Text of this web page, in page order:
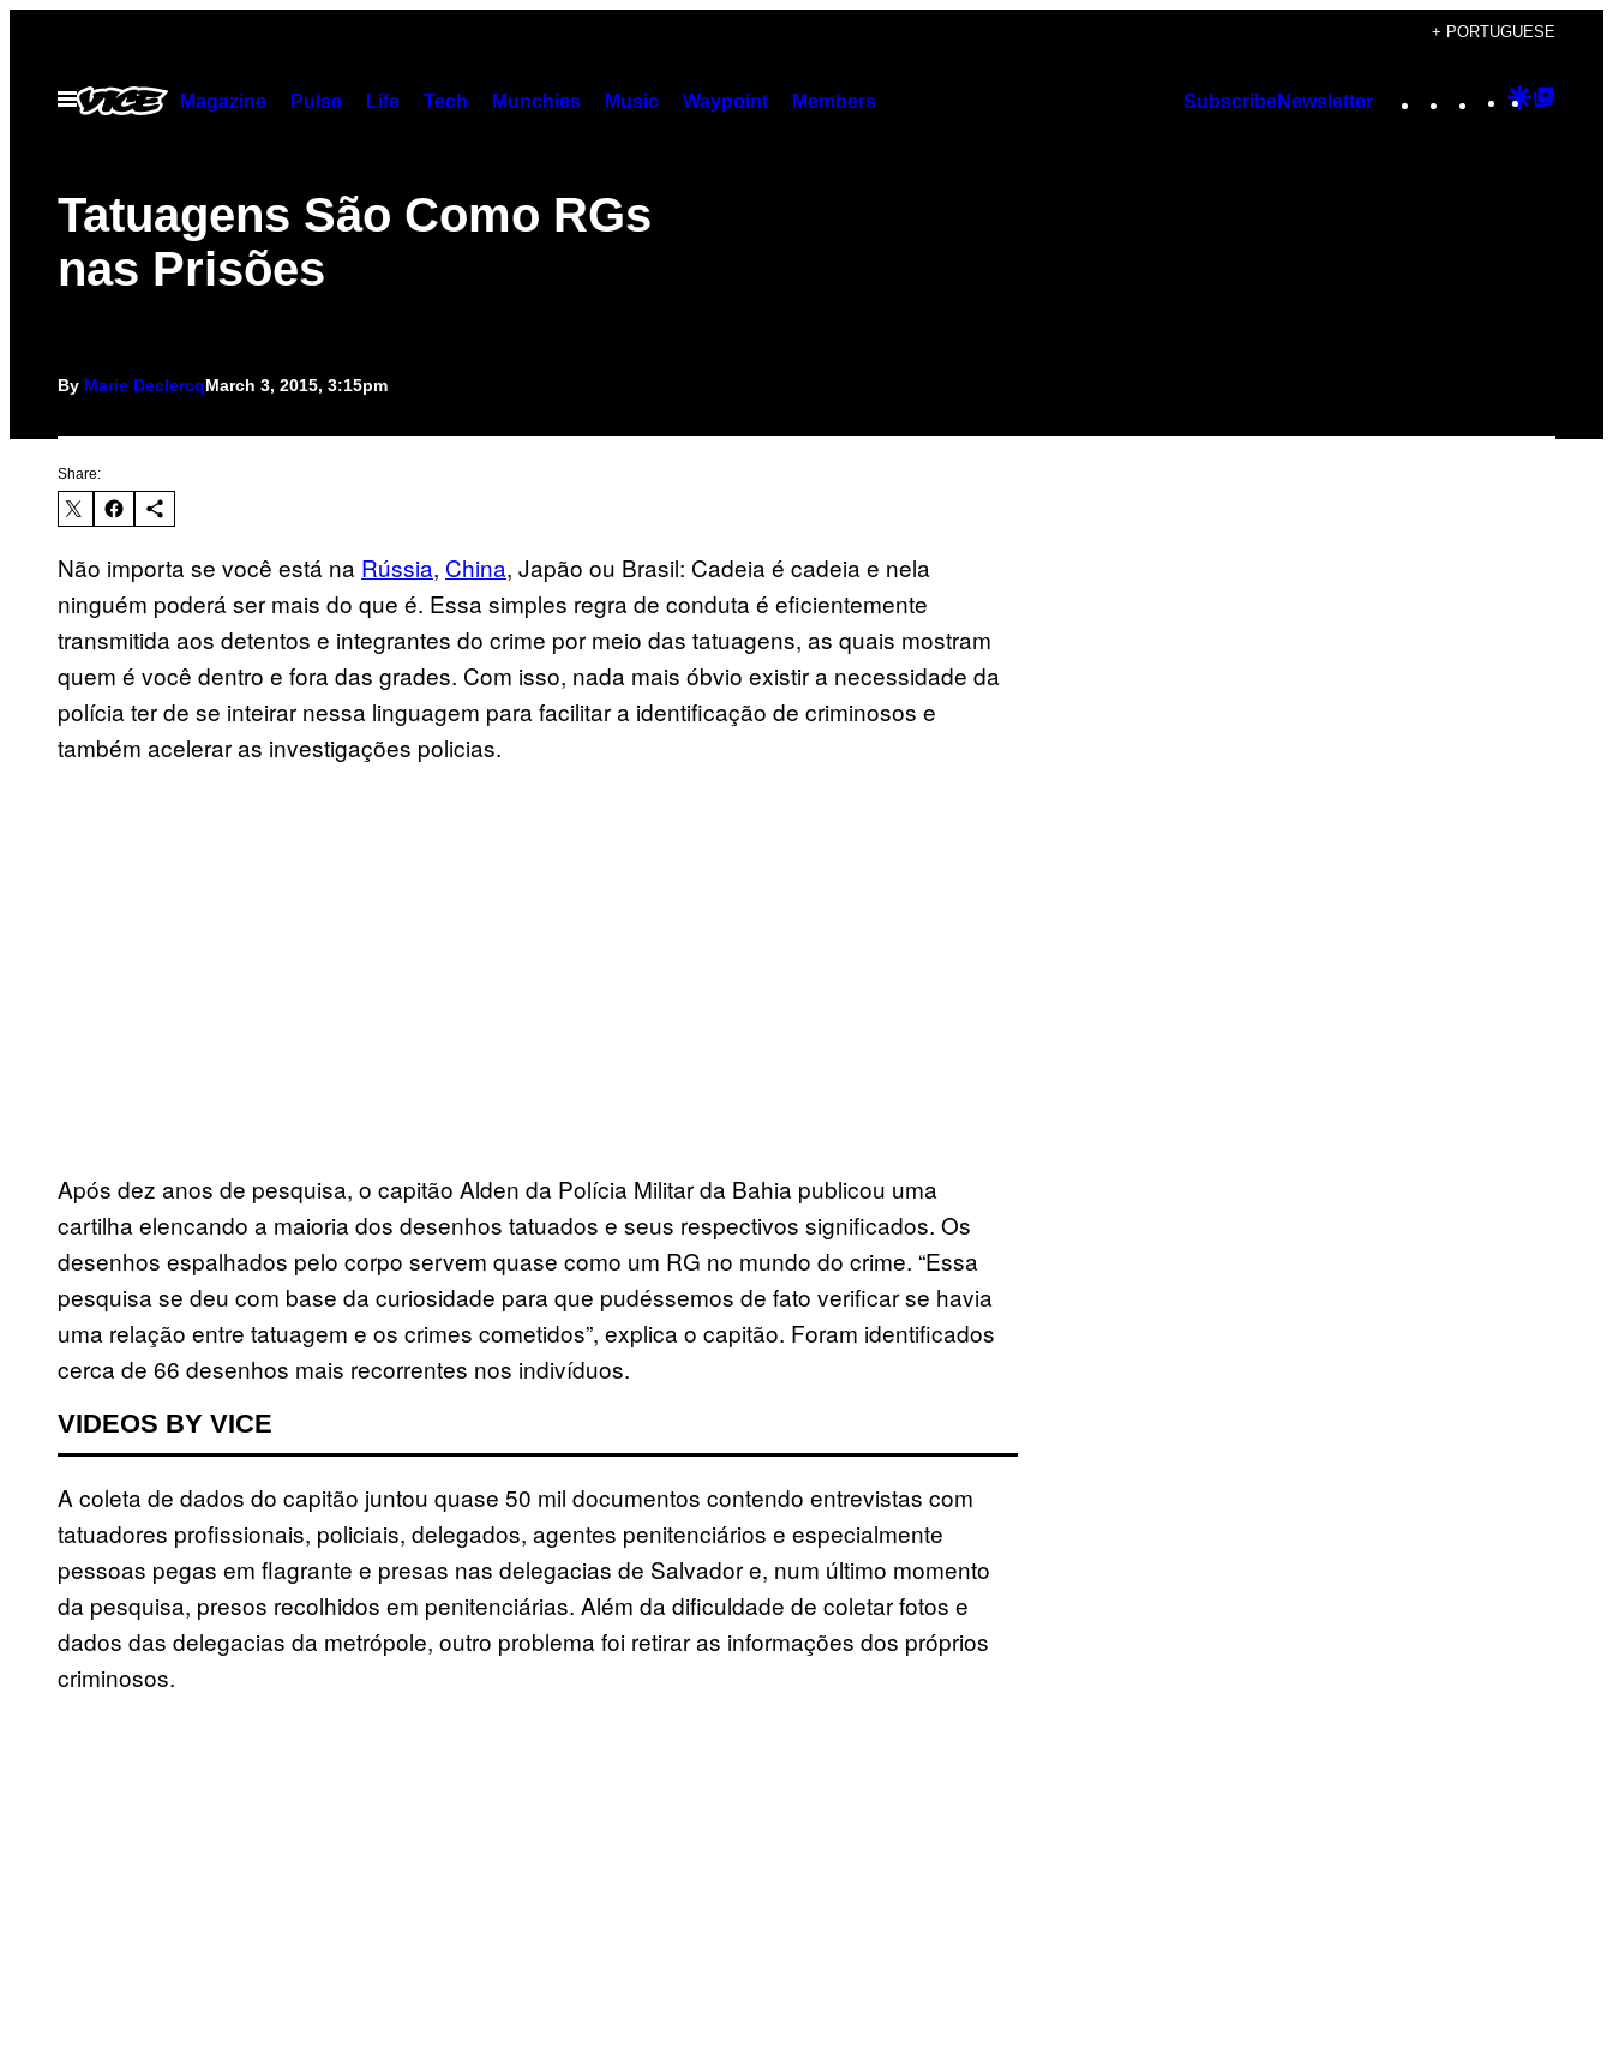
content
+ PORTUGUESE
Open
Menu
Magazine Pulse Life Tech Munchies Music Waypoint Members SubscribeNewsletter Instagram
TikTok
YouTube
Google
Tatuagens São Como RGs
nas Prisões
By Marie DeclercqMarch 3, 2015, 3:15pm
Share:
Não importa se você está na Rússia, China, Japão ou Brasil: Cadeia é cadeia e nela
ninguém poderá ser mais do que é. Essa simples regra de conduta é eficientemente
transmitida aos detentos e integrantes do crime por meio das tatuagens, as quais mostram
quem é você dentro e fora das grades. Com isso, nada mais óbvio existir a necessidade da
polícia ter de se inteirar nessa linguagem para facilitar a identificação de criminosos e
também acelerar as investigações policias.
Após dez anos de pesquisa, o capitão Alden da Polícia Militar da Bahia publicou uma
cartilha elencando a maioria dos desenhos tatuados e seus respectivos significados. Os
desenhos espalhados pelo corpo servem quase como um RG no mundo do crime. “Essa
pesquisa se deu com base da curiosidade para que pudéssemos de fato verificar se havia
uma relação entre tatuagem e os crimes cometidos”, explica o capitão. Foram identificados
cerca de 66 desenhos mais recorrentes nos indivíduos.
VIDEOS BY VICE
A coleta de dados do capitão juntou quase 50 mil documentos contendo entrevistas com
tatuadores profissionais, policiais, delegados, agentes penitenciários e especialmente
pessoas pegas em flagrante e presas nas delegacias de Salvador e, num último momento
da pesquisa, presos recolhidos em penitenciárias. Além da dificuldade de coletar fotos e
dados das delegacias da metrópole, outro problema foi retirar as informações dos próprios
criminosos.